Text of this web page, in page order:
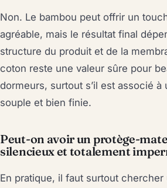
Non. Le bambou peut offrir un
agréable, mais le résultat final
structure du produit et de la
coton reste une valeur sûre pour
dormeurs, surtout s’il est associé
souple et bien finie.
Peut-on avoir un protège-
silencieux et totalement
En pratique, il faut surtout chercher